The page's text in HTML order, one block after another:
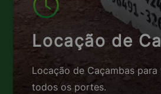
Locação de
Locação de Caçambas
todos os portes.